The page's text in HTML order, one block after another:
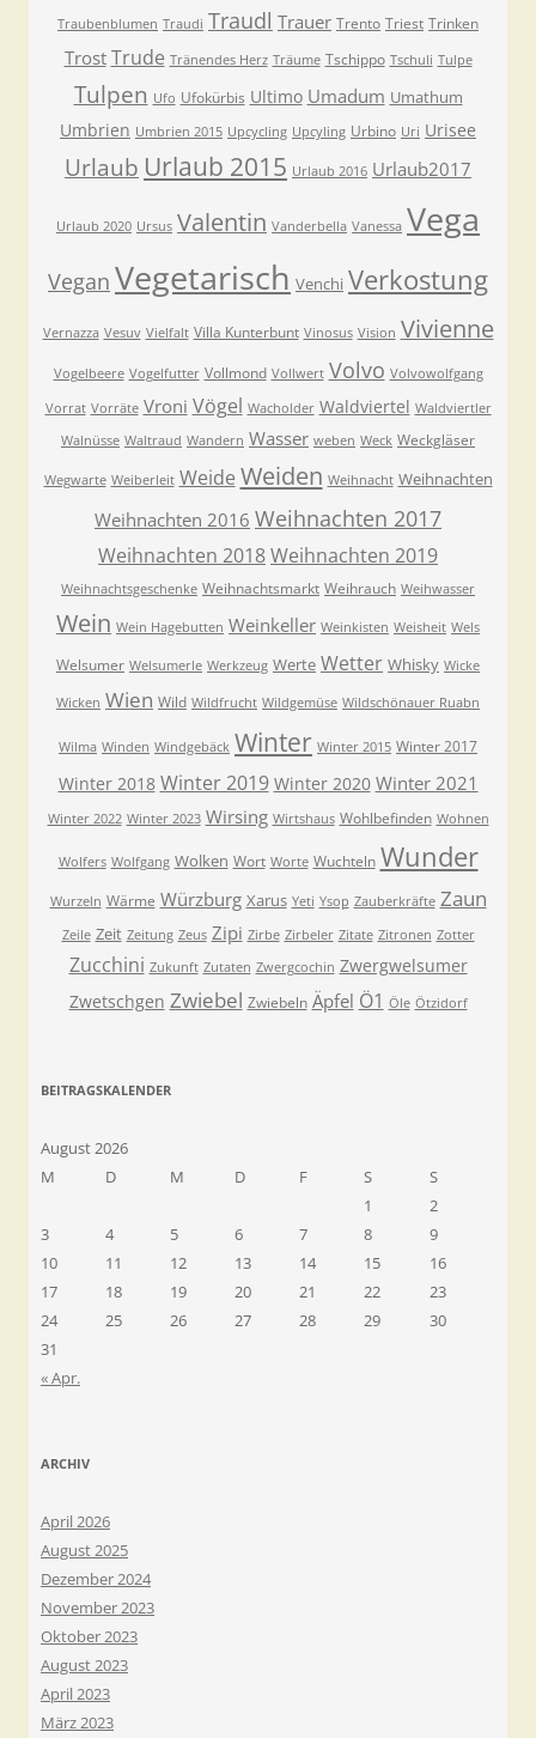
Traubenblumen Traudi Traudl Trauer Trento Triest Trinken
Trost Trude Tränendes Herz Träume Tschippo Tschuli Tulpe
Tulpen Ufo Ufokürbis Ultimo Umadum Umathum
Umbrien Umbrien 2015 Upcycling Upcyling Urbino Uri Urisee
Urlaub Urlaub 2015 Urlaub 2016 Urlaub2017
Urlaub 2020 Ursus Valentin Vanderbella Vanessa Vega
Vegan Vegetarisch Venchi Verkostung
Vernazza Vesuv Vielfalt Villa Kunterbunt Vinosus Vision Vivienne
Vogelbeere Vogelfutter Vollmond Vollwert Volvo Volvowolfgang
Vorrat Vorräte Vroni Vögel Wacholder Waldviertel Waldviertler
Walnüsse Waltraud Wandern Wasser weben Weck Weckgläser
Wegwarte Weiberleit Weide Weiden Weihnacht Weihnachten
Weihnachten 2016 Weihnachten 2017
Weihnachten 2018Weihnachten 2019
Weihnachtsgeschenke Weihnachtsmarkt Weihrauch Weihwasser
Wein Wein Hagebutten Weinkeller Weinkisten Weisheit Wels
Welsumer Welsumerle Werkzeug Werte Wetter Whisky Wicke
Wicken Wien Wild Wildfrucht Wildgemüse Wildschönauer Ruabn
Wilma Winden Windgebäck Winter Winter 2015 Winter 2017
Winter 2018 Winter 2019 Winter 2020 Winter 2021
Winter 2022 Winter 2023 Wirsing Wirtshaus Wohlbefinden Wohnen
Wolfers Wolfgang Wolken Wort Worte Wuchteln Wunder
Wurzeln Wärme Würzburg Xarus Yeti Ysop Zauberkräfte Zaun
Zeile Zeit Zeitung Zeus Zipi Zirbe Zirbeler Zitate Zitronen Zotter
Zucchini Zukunft Zutaten Zwergcochin Zwergwelsumer
Zwetschgen Zwiebel Zwiebeln Äpfel Ö1 Öle Ötzidorf
BEITRAGSKALENDER
August 2026
M
D M D F S
S
1
2
3
4 5 6 7 8
9
10
11 12 13 14 15
16
17
18 19 20 21 22
23
24
25 26 27 28 29
30
31
« Apr.
ARCHIV
April 2026
August 2025
Dezember 2024
November 2023
Oktober 2023
August 2023
April 2023
März 2023